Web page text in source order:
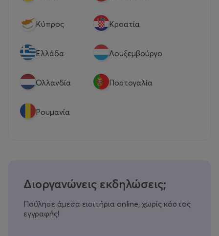
Κύπρος Κροατία
Eλλάδα Λουξεμβούργο
Ολλανδία Πορτογαλία
Ρουμανία
Διοργανώνεις εκδηλώσεις;
Πούλησε άμεσα εισιτήρια online, χωρίς κόστος
εγγραφής!